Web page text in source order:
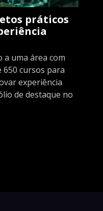
práticos
a uma área com
650 cursos para
experiência
de destaque no